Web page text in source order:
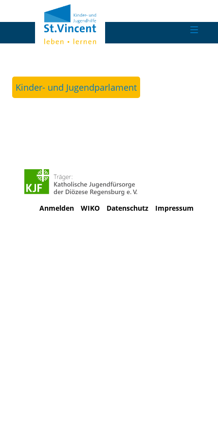
Kinder- und Jugendparlament
Impressum
Datenschutz
WIKO
Anmelden